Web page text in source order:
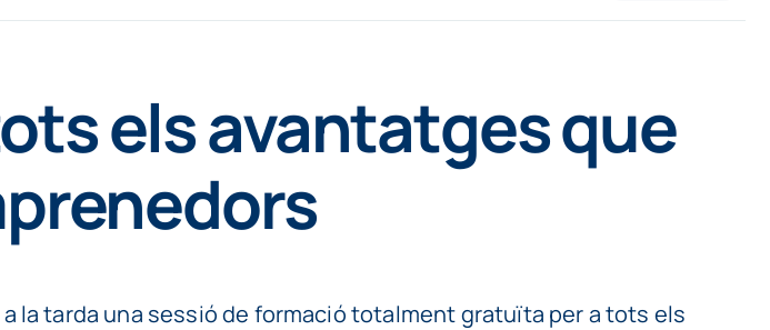
els avantatges que
la tarda una sessió de formació totalment gratuïta per a tots els